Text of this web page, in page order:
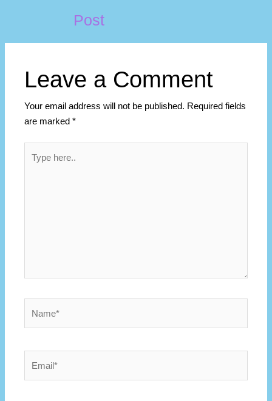
Post
Leave a Comment
Your email address will not be published. Required fields
are marked*